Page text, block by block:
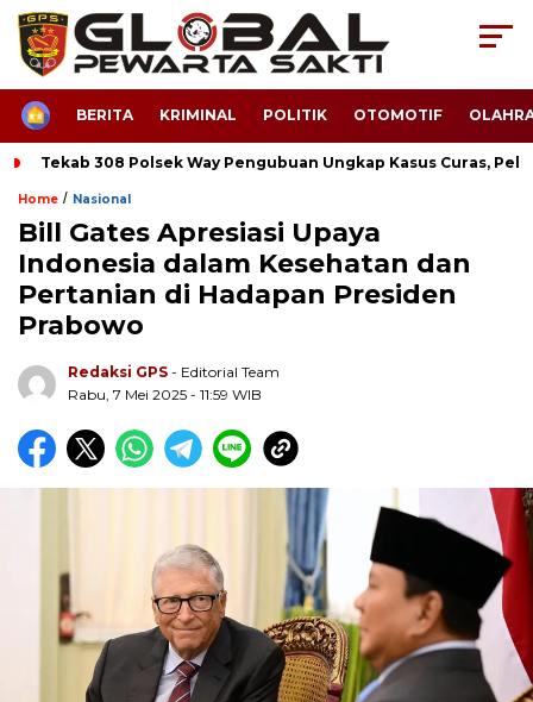
HOMEBERITA KRIMINAL POLITIK OTOMOTIF
Tekab 308 Polsek Way Pengubuan Ungkap Kasus Curas,
Home / Nasional
Bill Gates Apresiasi Upaya
Indonesia dalam Kesehatan dan
Pertanian di Hadapan Presiden
Prabowo
Redaksi GPS - Editorial Team
Rabu, 7 Mei 2025 - 11:59 WIB